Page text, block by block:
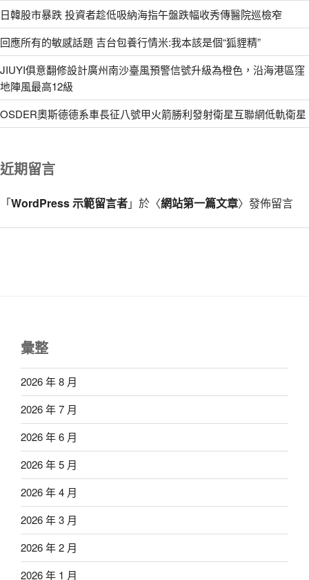
日韓股市暴跌 投資者趁低吸納海指午盤跌幅收秀傳醫院巡檢窄
回應所有的敏感話題 吉台包養行情米:我本該是個“狐貍精”
JIUYI俱意翻修設計廣州南沙臺風預警信號升級為橙色，沿海港區窪
地陣風最高12級
OSDER奧斯德德系車長征八號甲火箭勝利發射衛星互聯網低軌衛星
近期留言
「WordPress 示範留言者」於〈網站第一篇文章〉發佈留言
彙整
2026 年 8 月
2026 年 7 月
2026 年 6 月
2026 年 5 月
2026 年 4 月
2026 年 3 月
2026 年 2 月
2026 年 1 月